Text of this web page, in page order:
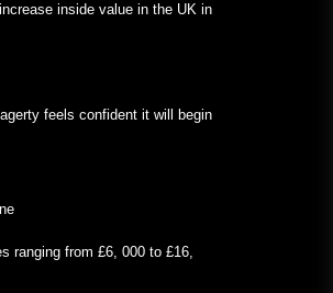
Ένα Frankenstein εξ ολοκλήρου
inside value in the UK in
feels confident it will begin
ranging from £6, 000 to £16,